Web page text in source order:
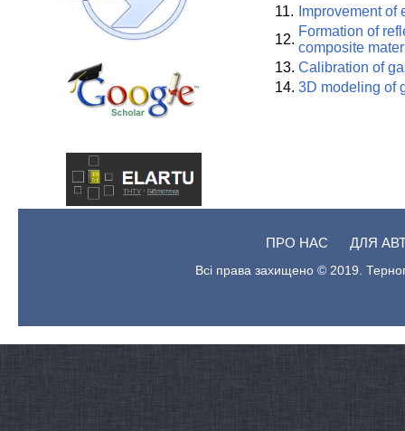
11.
Improvement
12.
Formation of
composite
13. Calibration of
14. 3D modeling of
ПРО НАС ДЛЯ
Всі права захищено © 2019.